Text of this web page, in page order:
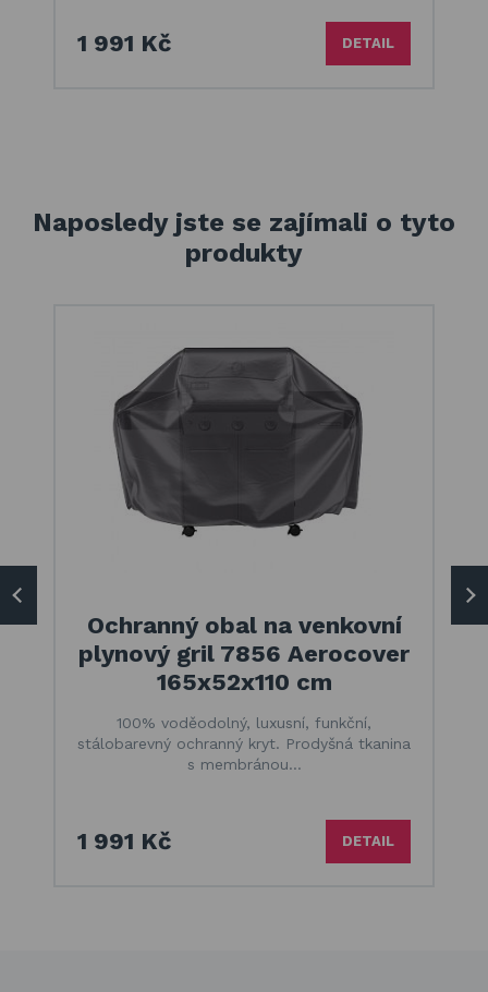
1 991 Kč DETAIL
Naposledy jste se zajímali o tyto
produkty
Ochranný obal na venkovní
plynový gril 7856 Aerocover
165x52x110 cm
100% voděodolný, luxusní, funkční,
stálobarevný ochranný kryt. Prodyšná tkanina
s membránou…
1 991 Kč DETAIL